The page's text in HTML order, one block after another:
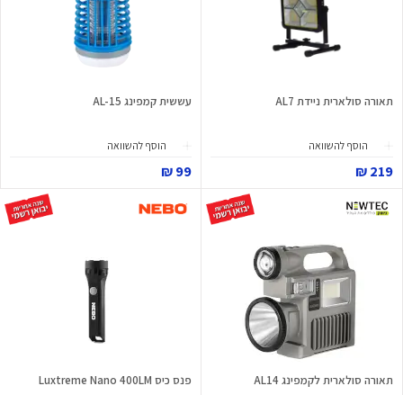
תאורה סולארית ניידת AL7
הוסף להשוואה
219 ₪
עששית קמפינג AL-15
הוסף להשוואה
99 ₪
תאורה סולארית לקמפינג AL14 פנס כיס Luxtreme Nano 400LM